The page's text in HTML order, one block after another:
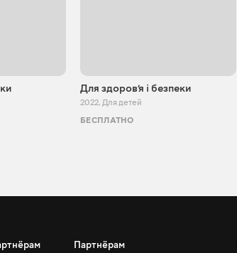
Для здоровʼя і безпеки
2022, Для детей
БЕСПЛАТНО
Партнёрам